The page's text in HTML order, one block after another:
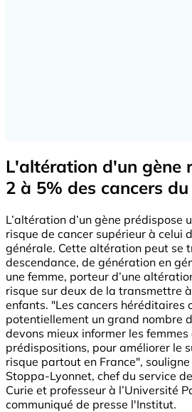
L'altération d'un gène
2 à 5% des cancers du
L’altération d’un gène prédispose
risque de cancer supérieur à celui
générale. Cette altération peut se
descendance, de génération en
une femme, porteur d’une
risque sur deux de la transmettre
enfants. "Les cancers héréditaires
potentiellement un grand nombre
devons mieux informer les femmes
prédispositions, pour améliorer le
risque partout en France",
Stoppa-Lyonnet, chef du service
Curie et professeur à l’Université
communiqué de presse l'Institut.